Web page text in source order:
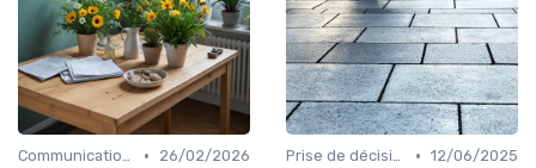
Communication efficace •
26/02/2026
Prise de décision • 12/06/2025